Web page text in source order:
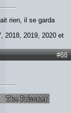
rien, il se garda
2018, 2019, 2020 et
#66